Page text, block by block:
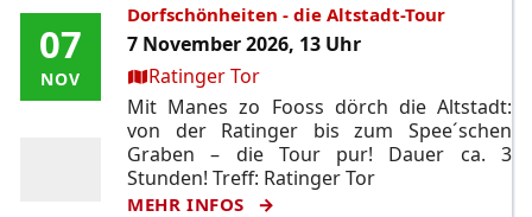
07
NOV
07
NOV
Dorfschönheiten - die Altstadt-Tour
7 November 2026, 13 Uhr
Ort:Ratinger Tor
Mit Manes zo Fooss dörch die Altstadt:
von der Ratinger bis zum Spee´schen
Graben – die Tour pur! Dauer ca. 3
Stunden! Treff: Ratinger Tor
MEHR INFOS